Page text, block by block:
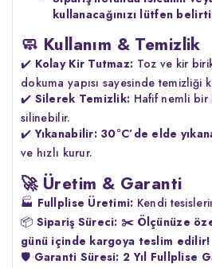
kullanacağınızı lütfen
🧼 Kullanım & Temizlik
✔️ Kolay Kir Tutmaz: Toz ve kir
dokuma yapısı sayesinde temizliği
✔️ Silerek Temizlik: Hafif nemli
silinebilir.
✔️Yıkanabilir: 30°C’de elde
ve hızlı kurur.
🚀 Üretim & Garanti
🏭 Fullplise Üretimi: Kendi
📦 Sipariş Süreci: ✂️ Ölçünüze
günü içinde kargoya teslim edilir!
🛡️ Garanti Süresi: 2 Yıl Fullplise